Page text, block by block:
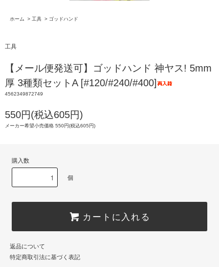
ホーム > 工具 > ゴッドハンド
工具
【メール便発送可】ゴッドハンド 神ヤス! 5mm
厚 3種類セットA [#120/#240/#400]
4562349872749
550円(税込605円)
メーカー希望小売価格 550円(税込605円)
購入数
個
カートに入れる
返品について
特定商取引法に基づく表記